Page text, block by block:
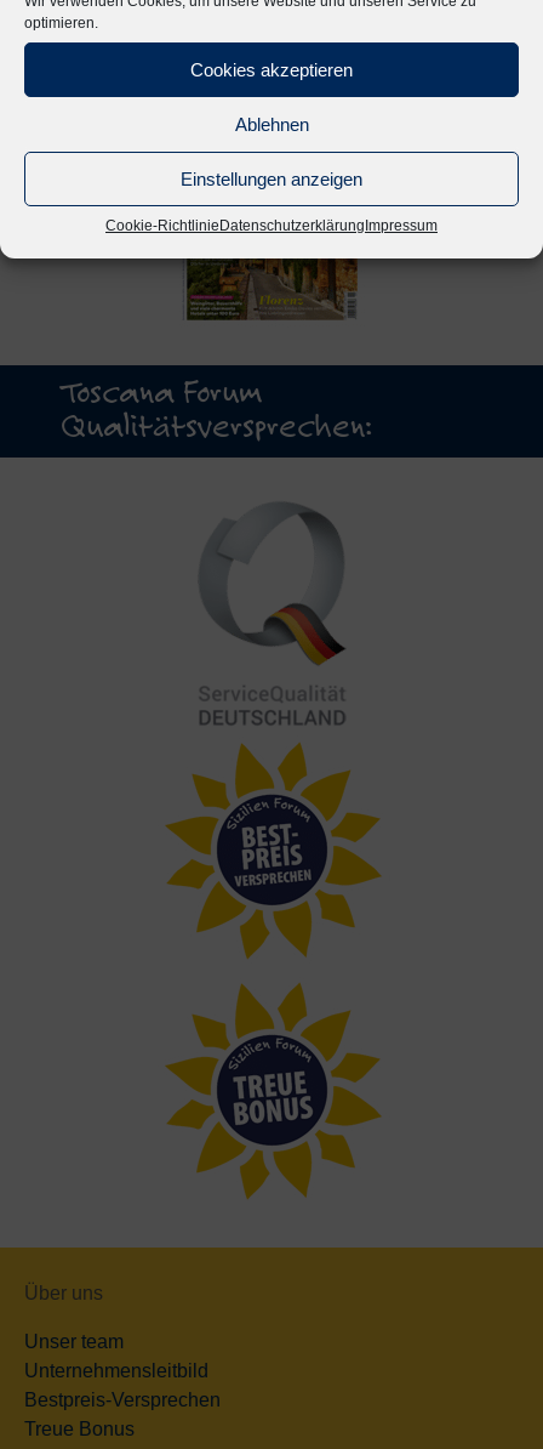
optimieren.
Cookies akzeptieren
Ablehnen
Einstellungen anzeigen
Cookie-Richtlinie Datenschutzerklärung Impressum
Toscana Forum
Qualitätsversprechen:
Über uns
Unser team
Unternehmensleitbild
Bestpreis-Versprechen
Treue Bonus